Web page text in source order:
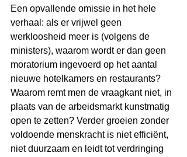
Een opvallende omissie in het hele
verhaal: als er vrijwel geen
werkloosheid meer is (volgens de
ministers), waarom wordt er dan geen
moratorium ingevoerd op het aantal
nieuwe hotelkamers en restaurants?
Waarom remt men de vraagkant niet, in
plaats van de arbeidsmarkt kunstmatig
open te zetten? Verder groeien zonder
voldoende menskracht is niet efficiënt,
niet duurzaam en leidt tot verdringing